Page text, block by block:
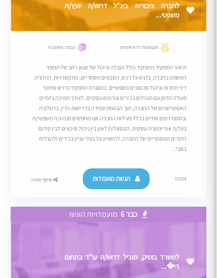
לחברה ציבורית בינ"ל דרוש/ה יועץ/ת
משפטי...
מקצוענות ללא פשרות עבודה מאתגרת
תיאור התפקיד:התפקיד כולל הובלה וניהול של מגוון רחב של תחומי
המשפט בחברה, בדגש על רכש, הסכמים מסחריים, התקשרויות, רגולציה,
דיני תחרות וניהול סכסוכים משפטיים. במסגרת התפקיד נדרש שיתוף
פעולה הדוק עם מנהלים בכירים וגורמים עסקיים, לצורך תמיכה ביעדים
האסטרטגיים של החברה, תוך הבטחת עמידה בדרישות הדין, ברגולציה
ובסטנדרטים אתיים בכלל פעילות החברה.אנו מחפשים מנהיג/ה משפטי/ת
בעל/ת אוריינטציה עסקית, המסוגל/ת לאזן בין ניהול סיכונים לבין קידום
היעדים המסחריים של החברה, להשפיע על בעלי עניין בכירים ולהצליח
בסבי...
76264 הגשת מועמדות שיתוף משרה
כבר 6 מועמדויות הוגשו
למשרד בוטיק, מוביל דרוש/ה עו"ד בתחום
די�...